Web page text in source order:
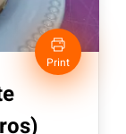
Print